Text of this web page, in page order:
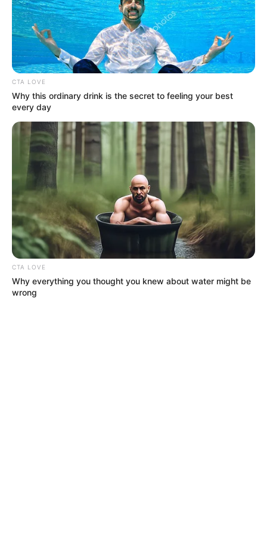
CTA LOVE
Why this ordinary drink is the secret to feeling your best
every day
CTA LOVE
Why everything you thought you knew about water might be
wrong